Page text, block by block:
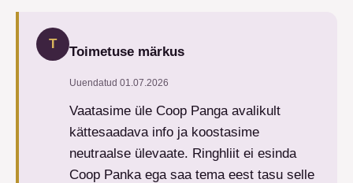
T Toimetuse märkus
Uuendatud 01.07.2026
Vaatasime üle Coop Panga avalikult
kättesaadava info ja koostasime
neutraalse ülevaate. Ringhliit ei esinda
Coop Panka ega saa tema eest tasu selle